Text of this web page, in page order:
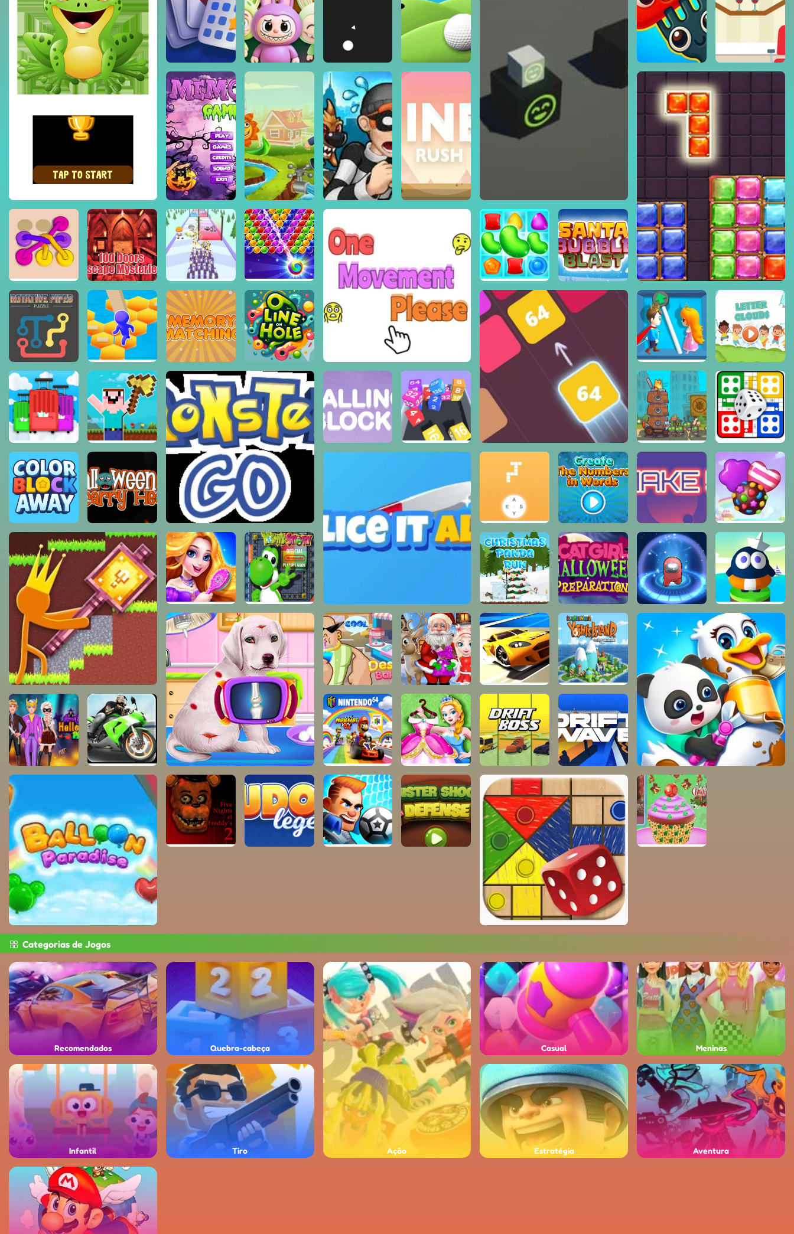
Categorias de Jogos
Recomendados Quebra-cabeça
Ação
Casual Meninas
Infantil Tiro Estratégia Aventura